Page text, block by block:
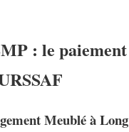
: le paiement
Meublé à